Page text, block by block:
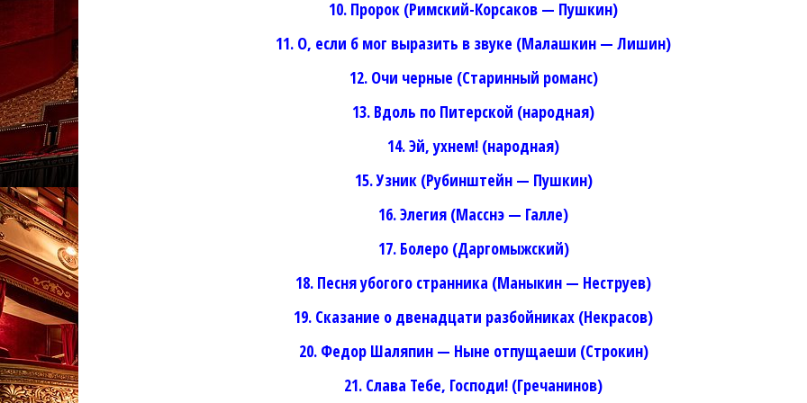
10. Пророк (Римский-Корсаков — Пушкин)
11. О, если б мог выразить в звуке (Малашкин — Лишин)
12. Очи черные (Старинный романс)
13. Вдоль по Питерской (народная)
14. Эй, ухнем! (народная)
15. Узник (Рубинштейн — Пушкин)
16. Элегия (Масснэ — Галле)
17. Болеро (Даргомыжский)
18. Песня убогого странника (Маныкин — Неструев)
19. Сказание о двенадцати разбойниках (Некрасов)
20. Федор Шаляпин — Ныне отпущаеши (Строкин)
21. Слава Тебе, Господи! (Гречанинов)